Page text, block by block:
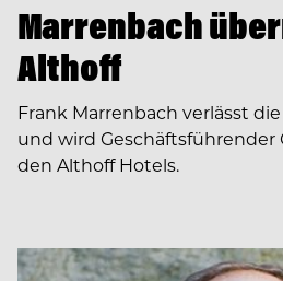
Marrenbach
Althoff
Frank Marrenbach verlässt
und wird Geschäftsführender
den Althoff Hotels.